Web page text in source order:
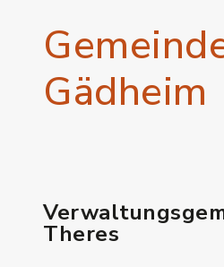
Gädheim
Theres